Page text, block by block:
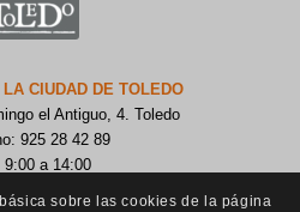
CIUDAD DE TOLEDO
el Antiguo, 4. Toledo
925 28 42 89
9:00 a 14:00
sobre las cookies de la página